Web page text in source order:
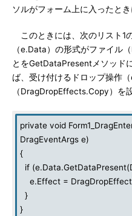
ソルがフォーム上に入ったとき
このときには、次のリスト1
（e.Data）の形式がファイル
とをGetDataPresentメソッド
ば、受け付けるドロップ操作
（DragDropEffects.Copy）を
private void
DragEventArgs e)
{
if
e.Effect =
}
}